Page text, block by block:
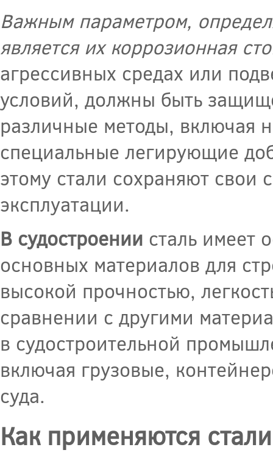
Важным параметром,
является их коррозионная
агрессивных средах или
условий, должны быть
различные методы, включая
специальные легирующие
этому стали сохраняют свои
эксплуатации.
В судостроении сталь имеет
основных материалов для
высокой прочностью,
сравнении с другими
в судостроительной
включая грузовые,
суда.
Как применяются